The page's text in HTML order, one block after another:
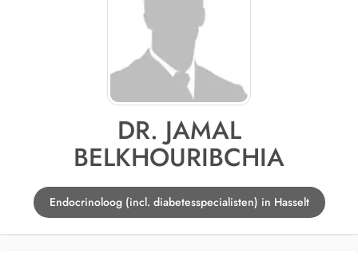
DR. JAMAL
BELKHOURIBCHIA
Endocrinoloog (incl. diabetesspecialisten) in Hasselt